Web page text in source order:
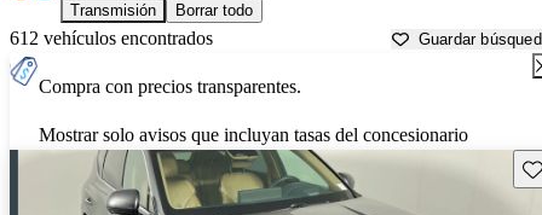
Transmisión Borrar todo
612 vehículos encontrados Guardar
Compra con precios transparentes.
Mostrar solo avisos que incluyan tasas del concesionario